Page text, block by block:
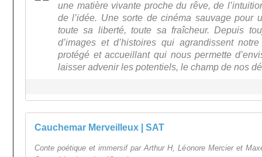
une matière vivante proche du rêve, de
de l’idée. Une sorte de cinéma sauvage pour
toute sa liberté, toute sa fraîcheur. Depuis
d’images et d’histoires qui agrandissent
protégé et accueillant qui nous permette
laisser advenir les potentiels, le champ de nos
Cauchemar Merveilleux | SAT
Conte poétique et immersif par Arthur H, Léonore Mercier et